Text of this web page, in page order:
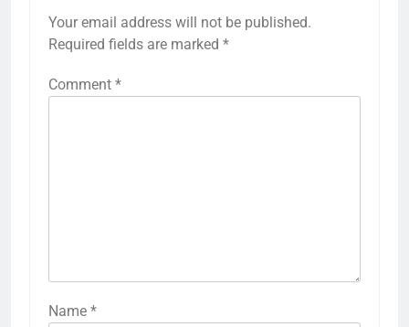
Your email address will not be published.
Required fields are marked *
Comment *
Name *